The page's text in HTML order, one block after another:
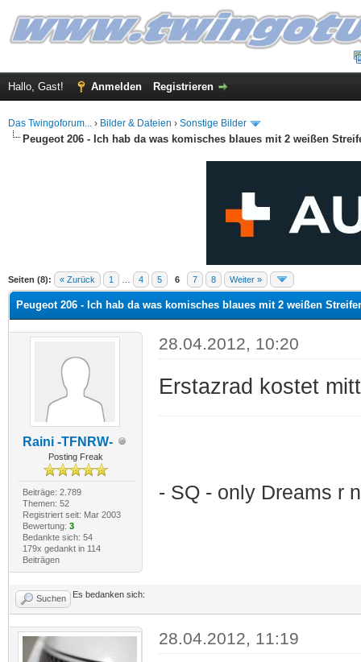
Hallo, Gast! Anmelden Registrieren
Das Twingoforum... › Bilder & Dateien › Sonstige Bilder
Peugeot 206 - Ich hab da was komisches blaues mit 2 weißen
Seiten (8): « Zurück 1 4 5 6 7 8 Weiter »
Durchschnitt
Peugeot 206 - Ich hab da was komisches blaues mit 2 weißen
Raini -TFNRW-
Posting Freak
Beiträge: 2.789
Themen: 52
Registriert seit: Mar 2003
Bewertung: 3
Bedankte sich: 54
179x gedankt in 114
Beiträgen
28.04.2012, 10:20
Erstazrad kostet
- SQ - only Dreams r
Suchen Es bedanken sich:
28.04.2012, 11:19